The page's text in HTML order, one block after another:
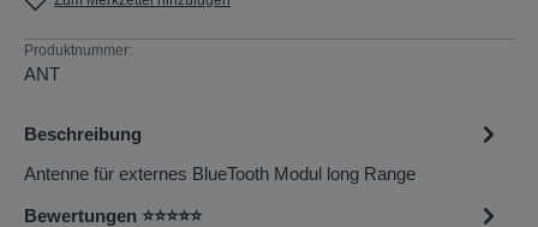
Produktnummer:
ANT
Beschreibung
Antenne für externes BlueTooth Modul long Range
Bewertungen ⭐⭐⭐⭐⭐